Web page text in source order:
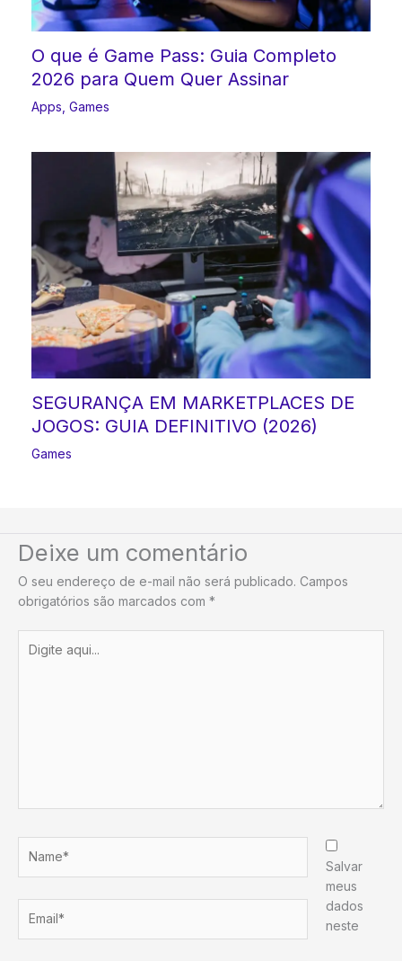
O que é Game Pass: Guia Completo
2026 para Quem Quer Assinar
Apps Games
SEGURANÇA EM MARKETPLACES DE
JOGOS: GUIA DEFINITIVO (2026)
Games
Deixe um comentário
O seu endereço de e-mail não será publicado. Campos
obrigatórios são marcados com *
aqui...
Salvar
meus
dados
neste